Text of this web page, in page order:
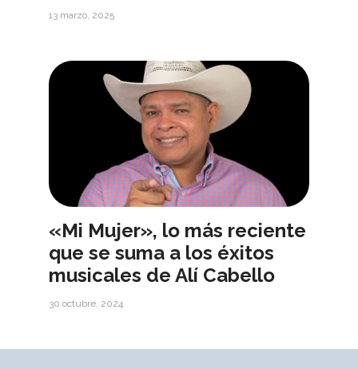
13 marzo, 2025
«Mi Mujer», lo más reciente
que se suma a los éxitos
musicales de Alí Cabello
30 octubre, 2024